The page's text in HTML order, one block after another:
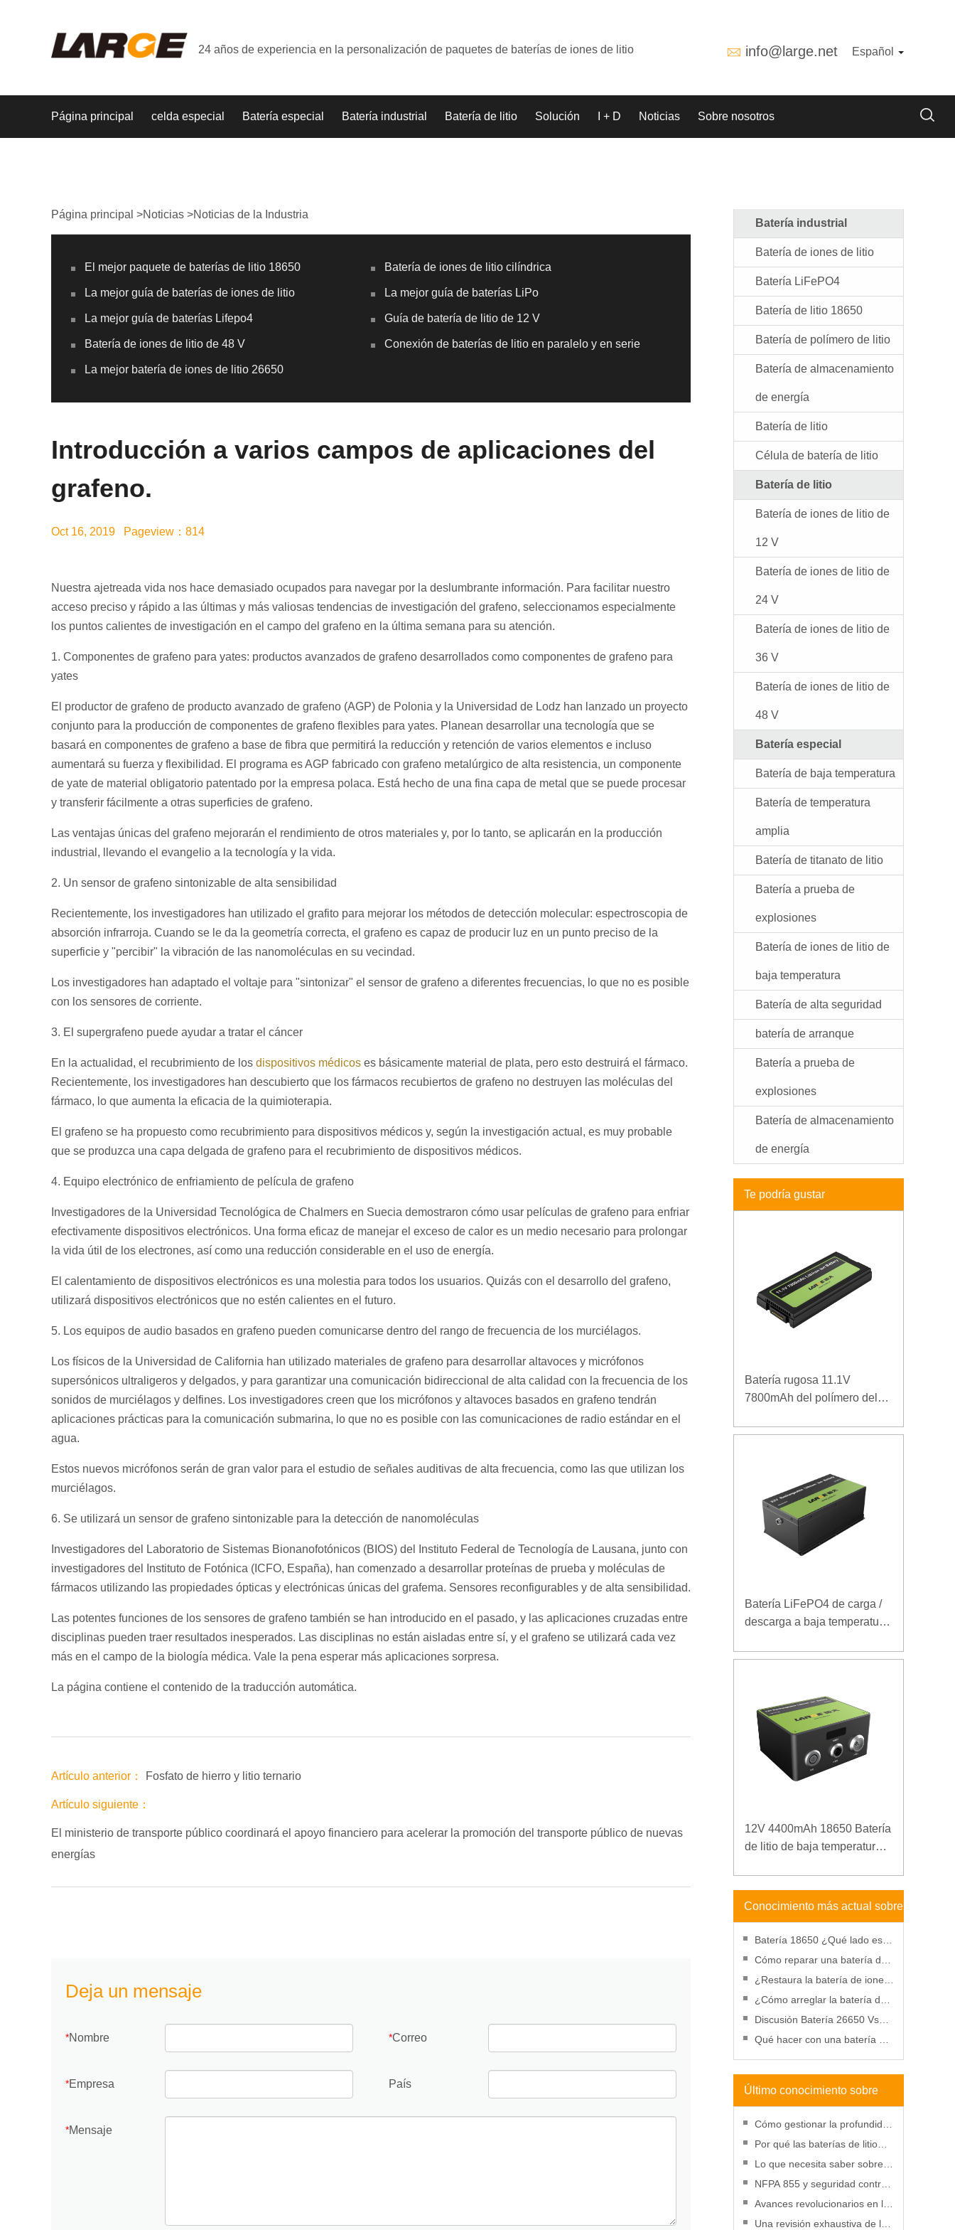
24 años de experiencia en la personalización de paquetes de baterías de iones de litio info@large.net Español
Página principal celda especial Batería especial Batería industrial Batería de litio Solución I + D Noticias Sobre nosotros
Página principal >Noticias >Noticias de la Industria
El mejor paquete de baterías de litio 18650 Batería de iones de litio cilíndrica
La mejor guía de baterías de iones de litio La mejor guía de baterías LiPo
La mejor guía de baterías Lifepo4 Guía de batería de litio de 12 V
Batería de iones de litio de 48 V Conexión de baterías de litio en paralelo y en serie
La mejor batería de iones de litio 26650
Introducción a varios campos de aplicaciones del
grafeno.
Oct 16, 2019 Pageview：814
Nuestra ajetreada vida nos hace demasiado ocupados para navegar por la deslumbrante información. Para facilitar nuestro
acceso preciso y rápido a las últimas y más valiosas tendencias de investigación del grafeno, seleccionamos especialmente
los puntos calientes de investigación en el campo del grafeno en la última semana para su atención.
1. Componentes de grafeno para yates: productos avanzados de grafeno desarrollados como componentes de grafeno para
yates
El productor de grafeno de producto avanzado de grafeno (AGP) de Polonia y la Universidad de Lodz han lanzado un proyecto
conjunto para la producción de componentes de grafeno flexibles para yates. Planean desarrollar una tecnología que se
basará en componentes de grafeno a base de fibra que permitirá la reducción y retención de varios elementos e incluso
aumentará su fuerza y flexibilidad. El programa es AGP fabricado con grafeno metalúrgico de alta resistencia, un componente
de yate de material obligatorio patentado por la empresa polaca. Está hecho de una fina capa de metal que se puede procesar
y transferir fácilmente a otras superficies de grafeno.
Las ventajas únicas del grafeno mejorarán el rendimiento de otros materiales y, por lo tanto, se aplicarán en la producción
industrial, llevando el evangelio a la tecnología y la vida.
2. Un sensor de grafeno sintonizable de alta sensibilidad
Recientemente, los investigadores han utilizado el grafito para mejorar los métodos de detección molecular: espectroscopia de
absorción infrarroja. Cuando se le da la geometría correcta, el grafeno es capaz de producir luz en un punto preciso de la
superficie y "percibir" la vibración de las nanomoléculas en su vecindad.
Los investigadores han adaptado el voltaje para "sintonizar" el sensor de grafeno a diferentes frecuencias, lo que no es posible
con los sensores de corriente.
3. El supergrafeno puede ayudar a tratar el cáncer
En la actualidad, el recubrimiento de los dispositivos médicos es básicamente material de plata, pero esto destruirá el fármaco.
Recientemente, los investigadores han descubierto que los fármacos recubiertos de grafeno no destruyen las moléculas del
fármaco, lo que aumenta la eficacia de la quimioterapia.
El grafeno se ha propuesto como recubrimiento para dispositivos médicos y, según la investigación actual, es muy probable
que se produzca una capa delgada de grafeno para el recubrimiento de dispositivos médicos.
4. Equipo electrónico de enfriamiento de película de grafeno
Investigadores de la Universidad Tecnológica de Chalmers en Suecia demostraron cómo usar películas de grafeno para enfriar
efectivamente dispositivos electrónicos. Una forma eficaz de manejar el exceso de calor es un medio necesario para prolongar
la vida útil de los electrones, así como una reducción considerable en el uso de energía.
El calentamiento de dispositivos electrónicos es una molestia para todos los usuarios. Quizás con el desarrollo del grafeno,
utilizará dispositivos electrónicos que no estén calientes en el futuro.
5. Los equipos de audio basados en grafeno pueden comunicarse dentro del rango de frecuencia de los murciélagos.
Los físicos de la Universidad de California han utilizado materiales de grafeno para desarrollar altavoces y micrófonos
supersónicos ultraligeros y delgados, y para garantizar una comunicación bidireccional de alta calidad con la frecuencia de los
sonidos de murciélagos y delfines. Los investigadores creen que los micrófonos y altavoces basados en grafeno tendrán
aplicaciones prácticas para la comunicación submarina, lo que no es posible con las comunicaciones de radio estándar en el
agua.
Estos nuevos micrófonos serán de gran valor para el estudio de señales auditivas de alta frecuencia, como las que utilizan los
murciélagos.
6. Se utilizará un sensor de grafeno sintonizable para la detección de nanomoléculas
Investigadores del Laboratorio de Sistemas Bionanofotónicos (BIOS) del Instituto Federal de Tecnología de Lausana, junto con
investigadores del Instituto de Fotónica (ICFO, España), han comenzado a desarrollar proteínas de prueba y moléculas de
fármacos utilizando las propiedades ópticas y electrónicas únicas del grafema. Sensores reconfigurables y de alta sensibilidad.
Las potentes funciones de los sensores de grafeno también se han introducido en el pasado, y las aplicaciones cruzadas entre
disciplinas pueden traer resultados inesperados. Las disciplinas no están aisladas entre sí, y el grafeno se utilizará cada vez
más en el campo de la biología médica. Vale la pena esperar más aplicaciones sorpresa.
La página contiene el contenido de la traducción automática.
Artículo anterior： Fosfato de hierro y litio ternario
Artículo siguiente：
El ministerio de transporte público coordinará el apoyo financiero para acelerar la promoción del transporte público de nuevas
energías
Deja un mensaje
*Nombre *Correo
*Empresa País
*Mensaje
Batería industrial
Batería de iones de litio
Batería LiFePO4
Batería de litio 18650
Batería de polímero de litio
Batería de almacenamiento
de energía
Batería de litio
Célula de batería de litio
Batería de litio
Batería de iones de litio de
12 V
Batería de iones de litio de
24 V
Batería de iones de litio de
36 V
Batería de iones de litio de
48 V
Batería especial
Batería de baja temperatura
Batería de temperatura
amplia
Batería de titanato de litio
Batería a prueba de
explosiones
Batería de iones de litio de
baja temperatura
Batería de alta seguridad
batería de arranque
Batería a prueba de
explosiones
Batería de almacenamiento
de energía
Te podría gustar
Batería rugosa 11.1V
7800mAh del polímero del
densidad de alta energía de
Batería LiFePO4 de carga /
descarga a baja temperatura
base de telecomunicaciones
12V 4400mAh 18650 Batería
de litio de baja temperatura
Conocimiento más actual sobre
baterías
Batería 18650 ¿Qué lado es
positivo?
Cómo reparar una batería de
taladro que no se carga:
motivos, reparación y uso
¿Restaura la batería de iones
de litio en el congelador?
¿Cómo arreglar la batería de
un teléfono celular hinchada?
Discusión Batería 26650 Vs
Batería 18650
Qué hacer con una batería de
iones de litio perforada
Último conocimiento sobre
baterías
Cómo gestionar la profundidad
de descarga para mejorar el
rendimiento de la batería de
litio
Por qué las baterías de litio
serán más rentables que
nunca en 2025
Lo que necesita saber sobre
las SDS para baterías de litio
NFPA 855 y seguridad contra
incendios de baterías de litio:
una guía práctica
Avances revolucionarios en la
tecnología de baterías de litio
Una revisión exhaustiva de la